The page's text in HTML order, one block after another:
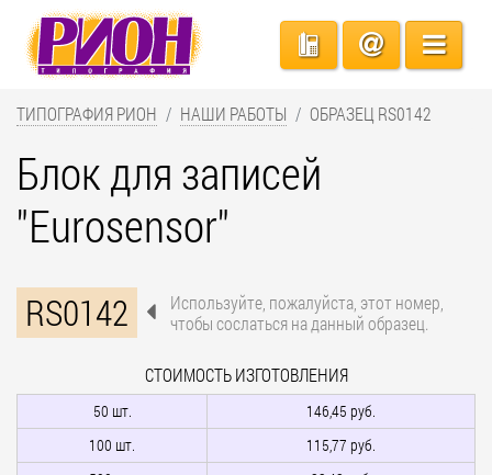
ТИПОГРАФИЯ РИОН НАШИ РАБОТЫ ОБРАЗЕЦ RS0142
Блок для записей
"Eurosensor"
RS0142
Используйте, пожалуйста, этот номер,
чтобы сослаться на данный образец.
СТОИМОСТЬ ИЗГОТОВЛЕНИЯ
50 шт.
146,45 руб.
100 шт.
115,77 руб.